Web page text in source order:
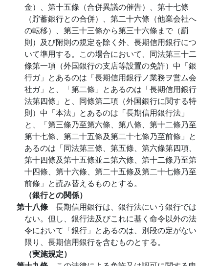
金）、第十五條（合併異議の催告）、第十七條
（貯蓄銀行との合併）、第二十六條（他業会社へ
の転移）、第三十三條から第三十六條まで（罰
則）及び附則の規定を除く外、長期信用銀行につ
いて準用する。この場合において、同法第三十二
條第一項（外国銀行の支店等設置の免許）中「銀
行ガ」とあるのは「長期信用銀行ノ業務ヲ営ム会
社ガ」と、「第二條」とあるのは「長期信用銀行
法第四條」と、同條第二項（外国銀行に関する特
則）中「本法」とあるのは「長期信用銀行法」
と、「第三條乃至第六條、第八條、第十二條乃至
第十七條、第二十五條及第二十七條乃至前條」と
あるのは「同法第三條、第五條、第六條第四項、
第十四條及第十五條並ニ第六條、第十二條乃至第
十四條、第十六條、第二十五條及第二十七條乃至
前條」と読み替えるものとする。
（銀行との関係）
第十八條 長期信用銀行は、銀行法にいう銀行では
ない。但し、銀行法及びこれに基く命令以外の法
令において「銀行」とあるのは、別段の定がない
限り、長期信用銀行を含むものとする。
（実施規定）